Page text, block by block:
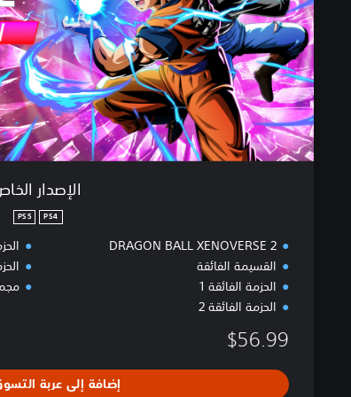
ل
خ
ا
ص
الإصدار
PS4
PS5
DRAGON BALL XENOVERSE 2
القسيمة الفائقة
الحزمة الفائقة 1
الحزمة الفائقة 2
$56.99
إضافة إلى عربة